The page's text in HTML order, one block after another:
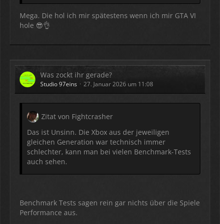
Mega. Die hol ich mir spätestens wenn ich mir GTA VI
hole 😎👌
Was zockt ihr gerade?
Studio 97eins 27. Januar 2026 um 11:08
Zitat von Fightcrasher
Das ist Unsinn. Die Xbox aus der jeweiligen
gleichen Generation war technisch immer
schlechter, kann man bei vielen Benchmark-Tests
auch sehen.
Benchmark Tests sagen rein gar nichts über die Spiele
Performance aus.